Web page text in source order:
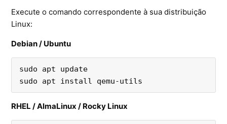
Execute o comando correspondente à sua distribuição
Linux:
Debian / Ubuntu
sudo apt update
sudo apt install qemu-utils
RHEL / AlmaLinux / Rocky Linux